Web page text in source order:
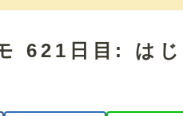
621日目: はじ